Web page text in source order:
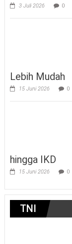
3 Juli 2026 0
Lebih Mudah
15 Juni 2026 0
hingga IKD
15 Juni 2026 0
TNI